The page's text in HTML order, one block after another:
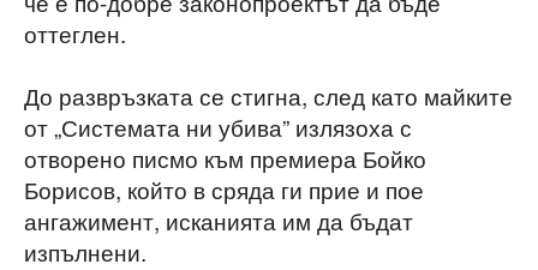
оттеглен.
До развръзката се стигна, след като майките
от „Системата ни убива” излязоха с
отворено писмо към премиера Бойко
Борисов, който в сряда ги прие и пое
ангажимент, исканията им да бъдат
изпълнени.